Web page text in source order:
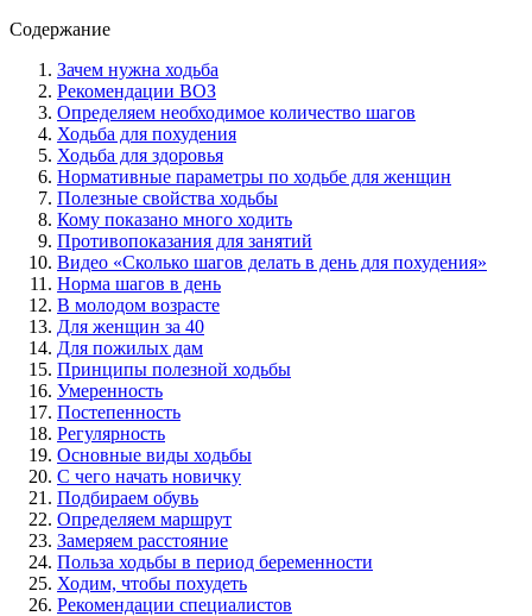
Содержание
Зачем нужна ходьба
Рекомендации ВОЗ
Определяем необходимое количество шагов
Ходьба для похудения
Ходьба для здоровья
Нормативные параметры по ходьбе для женщин
Полезные свойства ходьбы
Кому показано много ходить
Противопоказания для занятий
Видео «Сколько шагов делать в день для похудения»
Норма шагов в день
В молодом возрасте
Для женщин за 40
Для пожилых дам
Принципы полезной ходьбы
Умеренность
Постепенность
Регулярность
Основные виды ходьбы
С чего начать новичку
Подбираем обувь
Определяем маршрут
Замеряем расстояние
Польза ходьбы в период беременности
Ходим, чтобы похудеть
Рекомендации специалистов